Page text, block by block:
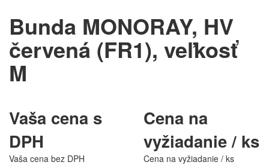
Bunda MONORAY, HV
červená (FR1), veľkosť
M
Vaša cena s
DPH
Cena na
vyžiadanie / ks
Vaša cena bez DPH
Cena na vyžiadanie / ks